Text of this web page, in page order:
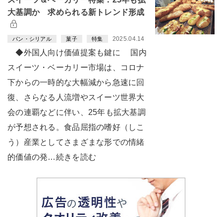
大基調か 求められる新トレンド形成
パン・シリアル 菓子 特集 2025.04.14
◆外国人向け価値提案も鍵に 国内
スイーツ・ベーカリー市場は、コロナ
下からの一時的な大幅減から急速に回
復、さらなる人流増やスイーツ世界大
会の連覇などに伴い、25年も拡大基調
が予想される。食品屈指の嗜好（しこ
う）産業としてさまざまな形での情緒
的価値の発…続きを読む